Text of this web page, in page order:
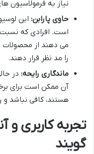
نیاز به فرمولاسیون
حاوی پارابن: این
است. افرادی که نسبت
می دهند از محصولات
را مد نظر قرار دهند.
ماندگاری رایحه: در
آن ممکن است برای
هستند، کافی نباشد و
تجربه کاربری
گویند